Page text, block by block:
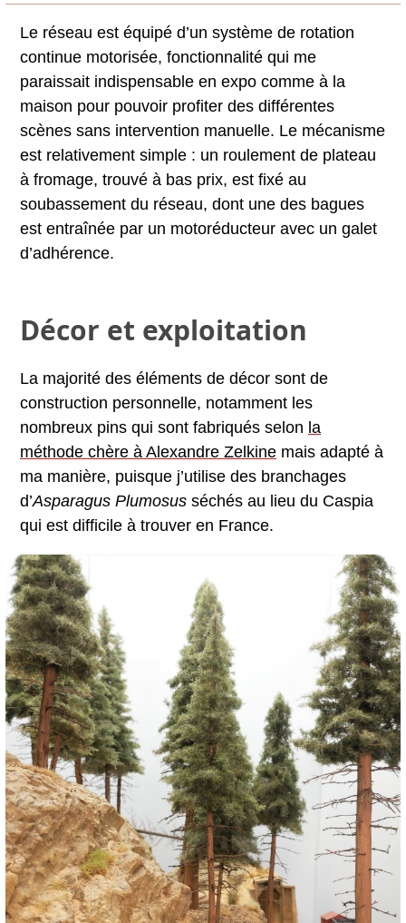
Le réseau est équipé d’un système de rotation
continue motorisée, fonctionnalité qui me
paraissait indispensable en expo comme à la
maison pour pouvoir profiter des différentes
scènes sans intervention manuelle. Le mécanisme
est relativement simple : un roulement de plateau
à fromage, trouvé à bas prix, est fixé au
soubassement du réseau, dont une des bagues
est entraînée par un motoréducteur avec un galet
d’adhérence.
Décor et exploitation
La majorité des éléments de décor sont de
construction personnelle, notamment les
nombreux pins qui sont fabriqués selon la
méthode chère à Alexandre Zelkine mais adapté à
ma manière, puisque j’utilise des branchages
d’Asparagus Plumosus séchés au lieu du Caspia
qui est difficile à trouver en France.